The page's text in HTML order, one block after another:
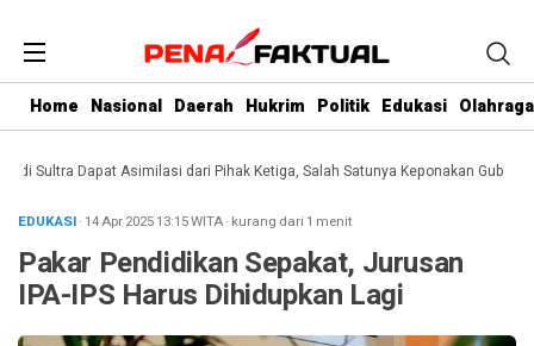
Home Nasional Daerah Hukrim Politik Edukasi Olahraga
Dapat Asimilasi dari Pihak Ketiga, Salah Satunya Keponakan Gubernur
EDUKASI· 14 Apr 202513:15WITA· kurang dari 1 menit
Pakar Pendidikan Sepakat, Jurusan
IPA-IPS Harus Dihidupkan Lagi